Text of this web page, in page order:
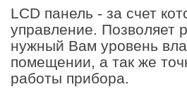
LCD панель - за счет
управление. Позволяет
нужный Вам уровень
помещении, а так же
работы прибора.